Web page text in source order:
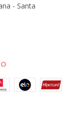
- Santa